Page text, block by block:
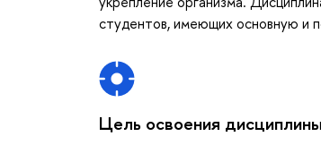
студентов, имеющих основную и
Цель освоения дисциплины